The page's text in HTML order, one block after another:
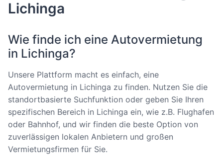
Lichinga
Wie finde ich eine Autovermietung
in Lichinga?
Unsere Plattform macht es einfach, eine
Autovermietung in Lichinga zu finden. Nutzen Sie die
standortbasierte Suchfunktion oder geben Sie Ihren
spezifischen Bereich in Lichinga ein, wie z.B. Flughafen
oder Bahnhof, und wir finden die beste Option von
zuverlässigen lokalen Anbietern und großen
Vermietungsfirmen für Sie.